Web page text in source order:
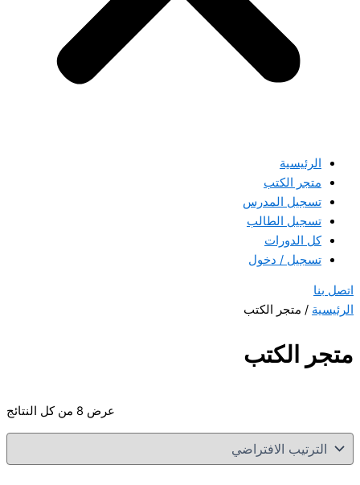
الرئيسية
متجر الكتب
تسجيل المدرس
تسجيل الطالب
كل الدورات
تسجيل / دخول
اتصل بنا
الرئيسية / متجر الكتب
متجر الكتب
عرض ⁦8⁩ من كل النتائج